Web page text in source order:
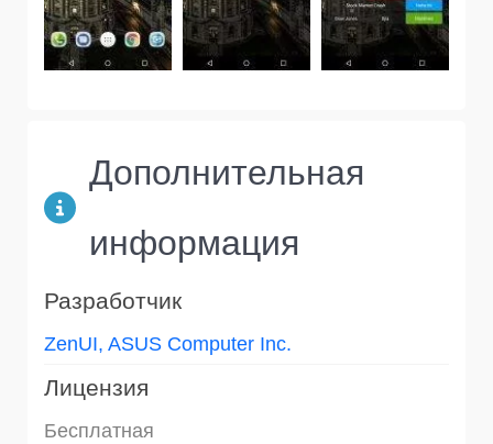
Дополнительная
информация
Разработчик
ZenUI, ASUS Computer Inc.
Лицензия
Бесплатная